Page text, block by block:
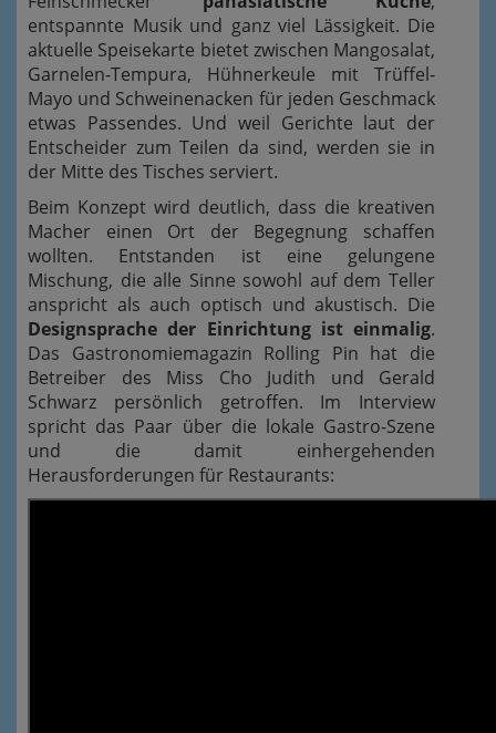
entspannte Musik und ganz viel Lässigkeit. Die
aktuelle Speisekarte bietet zwischen Mangosalat,
Garnelen-Tempura, Hühnerkeule mit Trüffel-
Mayo und Schweinenacken für jeden Geschmack
etwas Passendes. Und weil Gerichte laut der
Entscheider zum Teilen da sind, werden sie in
der Mitte des Tisches serviert.
Beim Konzept wird deutlich, dass die kreativen
Macher einen Ort der Begegnung schaffen
wollten. Entstanden ist eine gelungene
Mischung, die alle Sinne sowohl auf dem Teller
anspricht als auch optisch und akustisch. Die
Designsprache der Einrichtung ist einmalig.
Das Gastronomiemagazin Rolling Pin hat die
Betreiber des Miss Cho Judith und Gerald
Schwarz persönlich getroffen. Im Interview
spricht das Paar über die lokale Gastro-Szene
und die damit einhergehenden
Herausforderungen für Restaurants: